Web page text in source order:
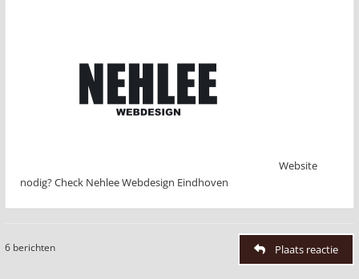
Website
nodig? Check Nehlee Webdesign Eindhoven
6 berichten Plaats reactie